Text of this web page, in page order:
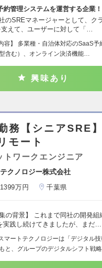
管理システムを運営する企業
のSREマネージャーとして、
えて、ユーザーに対して「…
容】 多業種・自治体対応のSaaS
含む）、オンライン決済機能…
興味あり
務【シニアSRE
モート
トワークエンジニア
クノロジー株式会社
万円 千葉県
の背景】 これまで同社の開発組
実践し続けてきましたが、まだ…
マートテクノロジーは「デジタル
と、グループのデジタルシフト戦